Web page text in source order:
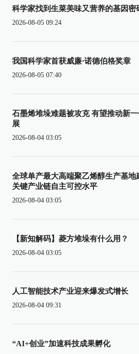
科学家找到生菜美味又营养的基因密
2026-08-05 09:24
我国科学家首获威廉·诺德伯格奖章
2026-08-05 07:40
石墨烯堆垛难题被攻克 有望推动新
展
2026-08-04 03:05
全球单产最大高端聚乙烯醇生产基地
关键产业链自主可控水平
2026-08-04 03:05
【新知解码】菱方堆垛有什么用？
2026-08-04 03:05
人工智能技术产业迎来爆发式增长
2026-08-04 09:31
“AI+创业”加速科技成果孵化